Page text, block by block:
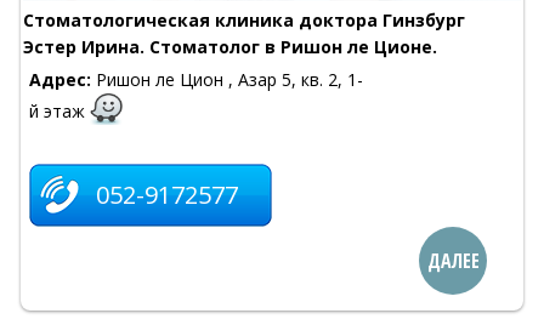
Стоматологическая клиника доктора Гинзбург
Эстер Ирина. Стоматолог в Ришон ле Ционе.
Адрес: Ришон ле Цион , Азар 5, кв. 2, 1-
й этаж
052-9172577
ДАЛЕЕ